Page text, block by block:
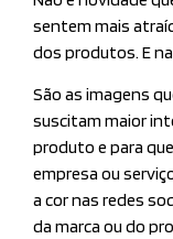
sentem mais
dos produtos. E
São as imagens
suscitam maior
produto e para
empresa ou
a cor nas redes
da marca ou do